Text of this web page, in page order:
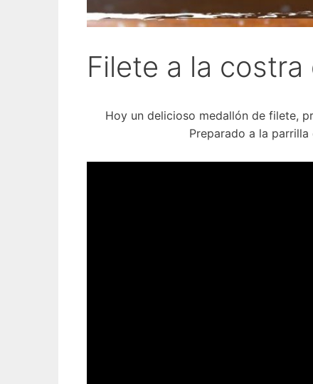
Filete a la
Hoy un delicioso medallón de filete,
Preparado a la